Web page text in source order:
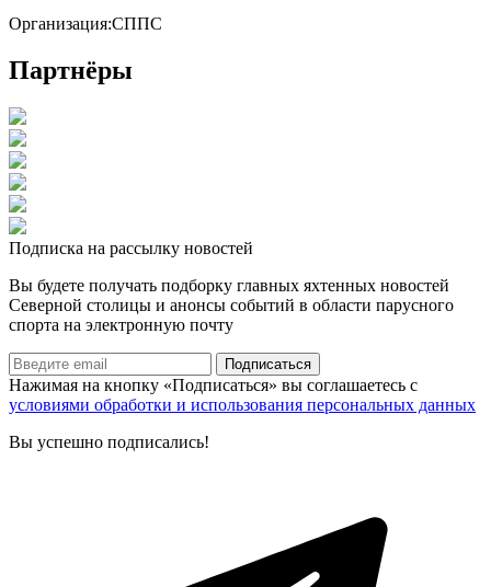
Организация:СППС
Партнёры
Подписка на рассылку новостей
Вы будете получать подборку главных яхтенных новостей
Северной столицы и анонсы событий в области парусного
спорта на электронную почту
Подписаться
Нажимая на кнопку «Подписаться» вы соглашаетесь с
условиями обработки и использования персональных данных
Вы успешно подписались!